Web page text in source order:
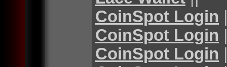
CoinSpot Login
CoinSpot Login
CoinSpot Login